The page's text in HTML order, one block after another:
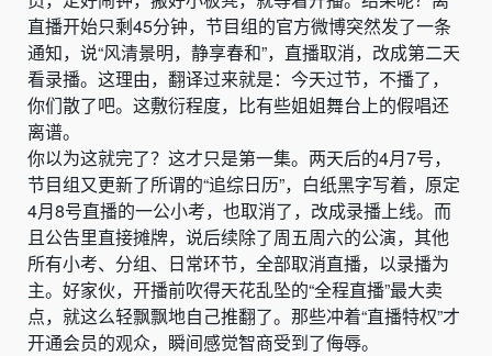
直播开始只剩45分钟，节目组的官方微博突然发了一条
通知，说“风清景明，静享春和”，直播取消，改成第二天
看录播。这理由，翻译过来就是：今天过节，不播了，
你们散了吧。这敷衍程度，比有些姐姐舞台上的假唱还
离谱。
你以为这就完了？这才只是第一集。两天后的4月7号，
节目组又更新了所谓的“追综日历”，白纸黑字写着，原定
4月8号直播的一公小考，也取消了，改成录播上线。而
且公告里直接摊牌，说后续除了周五周六的公演，其他
所有小考、分组、日常环节，全部取消直播，以录播为
主。好家伙，开播前吹得天花乱坠的“全程直播”最大卖
点，就这么轻飘飘地自己推翻了。那些冲着“直播特权”才
开通会员的观众，瞬间感觉智商受到了侮辱。